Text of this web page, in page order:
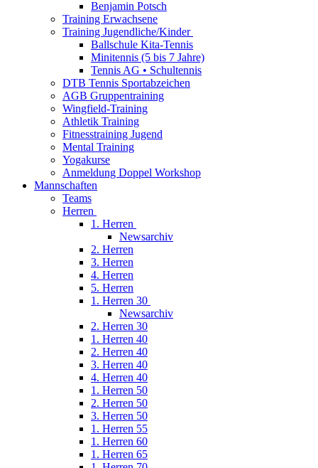
Benjamin Potsch
Training Erwachsene
Training Jugendliche/Kinder
Ballschule Kita-Tennis
Minitennis (5 bis 7 Jahre)
Tennis AG • Schultennis
DTB Tennis Sportabzeichen
AGB Gruppentraining
Wingfield-Training
Athletik Training
Fitnesstraining Jugend
Mental Training
Yogakurse
Anmeldung Doppel Workshop
Mannschaften
Teams
Herren
1. Herren
Newsarchiv
2. Herren
3. Herren
4. Herren
5. Herren
1. Herren 30
Newsarchiv
2. Herren 30
1. Herren 40
2. Herren 40
3. Herren 40
4. Herren 40
1. Herren 50
2. Herren 50
3. Herren 50
1. Herren 55
1. Herren 60
1. Herren 65